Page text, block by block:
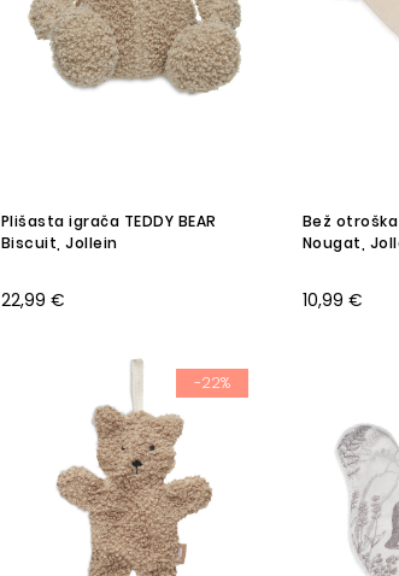
Plišasta igrača TEDDY BEAR
Biscuit, Jollein
22,99 €
Bež otroška
Nougat,
10,99 €
-22%